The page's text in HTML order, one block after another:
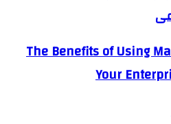
The Benefits of Using
Your